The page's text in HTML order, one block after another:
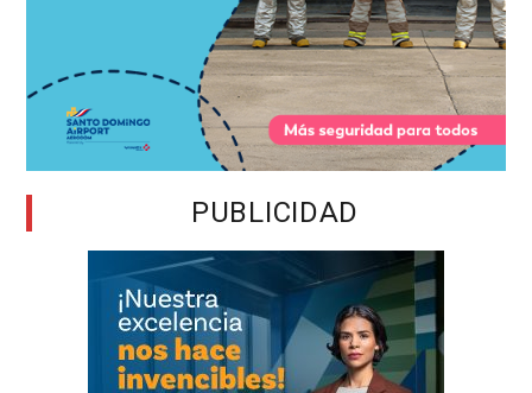
PUBLICIDAD